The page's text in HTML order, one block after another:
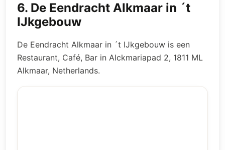
6. De Eendracht Alkmaar in ´t
IJkgebouw
De Eendracht Alkmaar in ´t IJkgebouw is een
Restaurant, Café, Bar in Alckmariapad 2, 1811 ML
Alkmaar, Netherlands.